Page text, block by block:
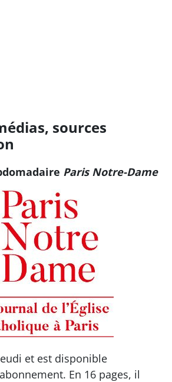
sources
Paris Notre-Dame
et est disponible
En 16 pages, il